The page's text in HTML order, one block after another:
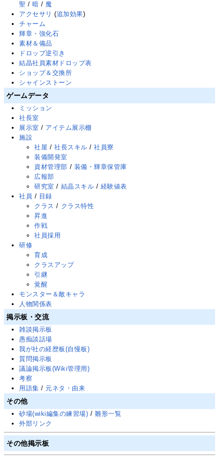
聖 /暗 / 魔
アクセサリ (追加効果)
チャーム
輝章・強化石
素材＆備品
ドロップ逆引き
結晶社員素材ドロップ表
ショップ＆交換所
シャインストーン
ゲームデータ
ミッション
社長室
展示室 / アイテム展示棚
施設
社屋 / 社長スキル /社員寮
装備開発室
資材管理部 / 装備・輝章保管庫
広報部
研究室 / 結晶スキル / 経験値表
社員 / 目録
クラス / クラス特性
昇進
作戦
社員採用
研修
育成
クラスアップ
引継
覚醒
モンスター＆敵キャラ
人物関係表
掲示板・交流
雑談掲示板
愚痴談話場
我が社の経歴板(自慢板)
質問掲示板
議論掲示板(Wiki管理用)
考察
用語集 / 元ネタ・由来
その他
砂場(wiki編集の練習場) /雛形一覧
外部リンク
その他掲示板